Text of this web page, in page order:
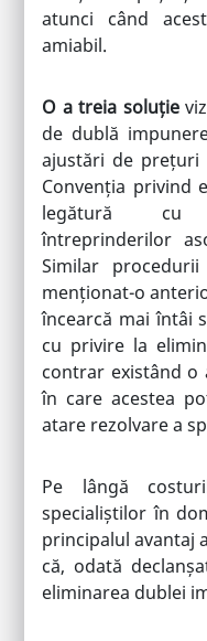
atunci când
amiabil.
O a treia soluție
de dublă
ajustări de prețuri
Convenția privind
legătură cu
întreprinderilor
Similar
menționat-o
încearcă mai întâi
cu privire la
contrar existând o
în care acestea
atare rezolvare a
Pe lângă
specialiștilor în
principalul avantaj
că, odată
eliminarea dublei